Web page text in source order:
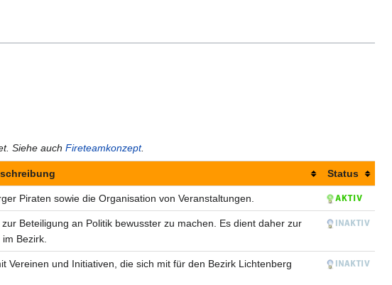
Siehe auch Fireteamkonzept.
Status
Piraten sowie die Organisation von Veranstaltungen.
Beteiligung an Politik bewusster zu machen. Es dient daher zur
Bezirk.
und Initiativen, die sich mit für den Bezirk Lichtenberg